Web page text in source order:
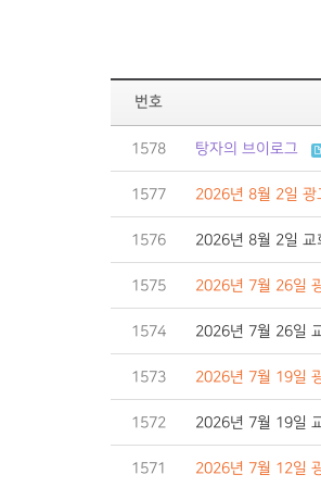
번호
1578 탕자의 브이로그
1577 2026년 8월 2일 광
1576 2026년 8월 2일 교
1575 2026년 7월 26일
1574 2026년 7월 26일
1573 2026년 7월 19일
1572 2026년 7월 19일
1571 2026년 7월 12일